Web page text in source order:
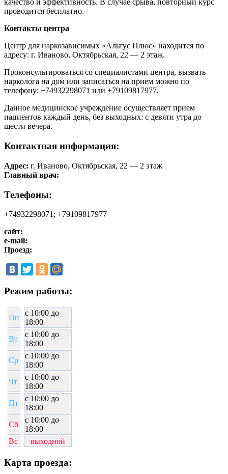
качество и эффективность. В случае срыва, повторный курс
проводится бесплатно.
Контакты центра
Центр для наркозависимых «Альтус Плюс» находится по
адресу: г. Иваново, Октябрьская, 22 — 2 этаж.
Проконсультироваться со специалистами центра, вызвать
нарколога на дом или записаться на прием можно по
телефону: +74932298071 или +79109817977.
Данное медицинское учреждение осуществляет прием
пациентов каждый день, без выходных: с девяти утра до
шести вечера.
Контактная информация:
Адрес: г. Иваново, Октябрьская, 22 — 2 этаж
Главный врач:
Телефоны:
+74932298071; +79109817977
сайт:
e-mail:
Проезд:
Режим работы:
Пн
c 10:00 до
18:00
Вт
c 10:00 до
18:00
Ср
c 10:00 до
18:00
Чт
c 10:00 до
18:00
Пт
c 10:00 до
18:00
Сб
c 10:00 до
18:00
Вс
выходной
Карта проезда: